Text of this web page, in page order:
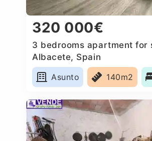
320 000€
3 bedrooms apartment for
Albacete, Spain
Asunto
140m2